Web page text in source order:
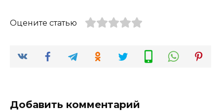
Оцените статью
Добавить комментарий